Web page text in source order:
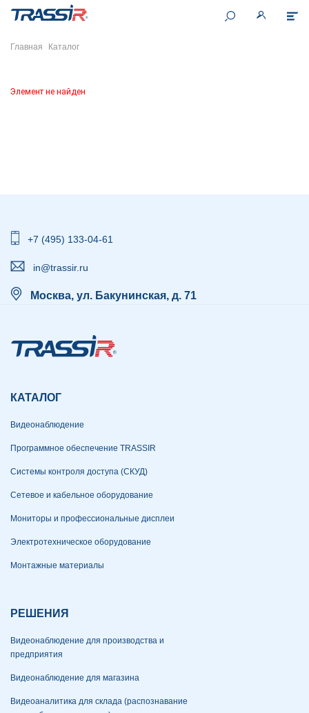
Главная Каталог
Элемент не найден
+7 (495) 133-04-61
in@trassir.ru
Москва, ул. Бакунинская, д. 71
КАТАЛОГ
Видеонаблюдение
Программное обеспечение TRASSIR
Системы контроля доступа (СКУД)
Сетевое и кабельное оборудование
Мониторы и профессиональные дисплеи
Электротехническое оборудование
Монтажные материалы
РЕШЕНИЯ
Видеонаблюдение для производства и
предприятия
Видеонаблюдение для магазина
Видеоаналитика для склада (распознавание